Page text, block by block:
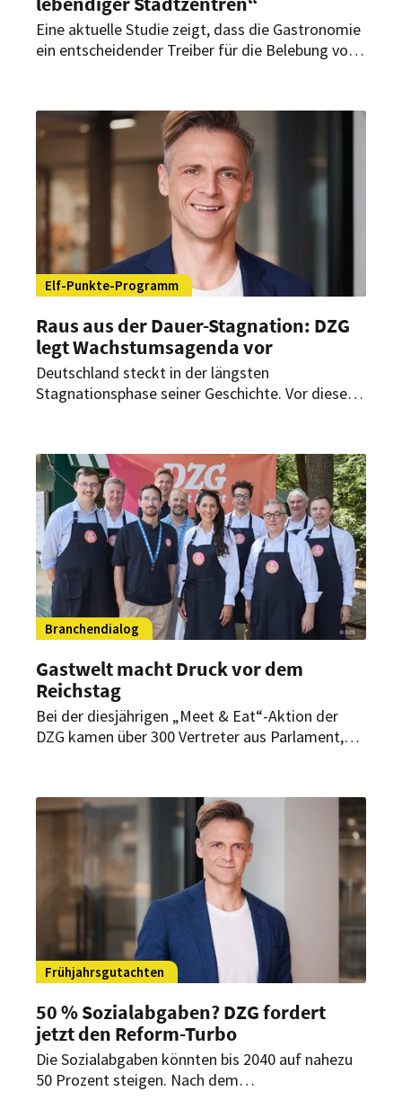
Eine aktuelle Studie zeigt, dass die Gastronomie
ein entscheidender Treiber für die Belebung von
Maßnahmen zur Stärkung der Branche und
richtet einen klaren Apell an die nächste
Bundesregierung.
Elf-Punkte-Programm
Raus aus der Dauer-Stagnation: DZG
legt Wachstumsagenda vor
Deutschland steckt in der längsten
Stagnationsphase seiner Geschichte. Vor diesem
Branche als Wachstumstreiber stärken soll.
Branchendialog
Gastwelt macht Druck vor dem
Reichstag
Bei der diesjährigen „Meet & Eat“-Aktion der
DZG kamen über 300 Vertreter aus Parlament,
Mehrwertsteuer sowie die Forderung nach
verlässlicheren Rahmenbedingungen.
Frühjahrsgutachten
50 % Sozialabgaben? DZG fordert
jetzt den Reform-Turbo
Die Sozialabgaben könnten bis 2040 auf nahezu
50 Prozent steigen. Nach dem